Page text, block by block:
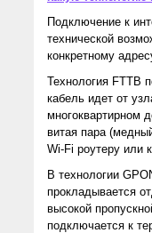
Подключение к
технической
конкретному
Технология FTTB
кабель идет от
многоквартирном
витая пара
Wi-Fi роутеру или
В технологии
прокладывается
высокой
подключается к